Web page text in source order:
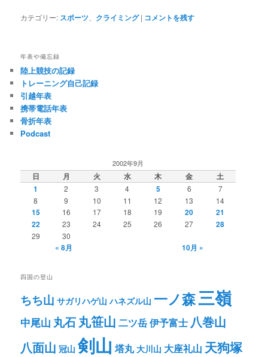
カテゴリー: スポーツ クライミング | コメントを残す
年表や備忘録
陸上競技の記録
トレーニング自己記録
引越年表
携帯電話年表
骨折年表
Podcast
2002年9月
日 月 火 水 木 金
土
1
2 3 4 5 6
7
8
9 10 11 12 13 14
15 16 17 18 19 20
21
22
23 24 25 26 27 28
29 30
« 8月 10月 »
四国の登山
ちち山 サガリハゲ山 ハネズル山 一ノ森三嶺
中尾山 丸石丸笹山 二ツ岳伊予富士 八巻山
八面山 冠山 剣山 塔丸 大川山 大座礼山 天狗塚